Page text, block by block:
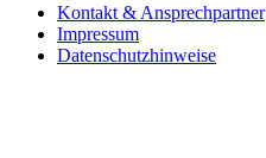
Kontakt & Ansprechpartner
Impressum
Datenschutzhinweise